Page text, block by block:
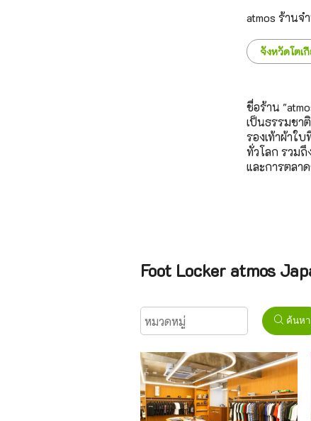
atmos ร้าน
จังหวัดโตเ
ชื่อร้าน
เป็นธรรมชา
รองเท้าผ้าใ
ทั่วโลก รวม
และการตลา
Foot Locker atmos
ค้นหา